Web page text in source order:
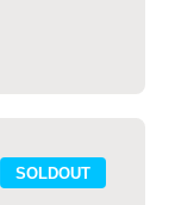
SOLDOUT